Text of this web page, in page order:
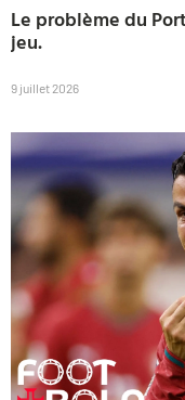
Le problème du
jeu.
9 juillet 2026